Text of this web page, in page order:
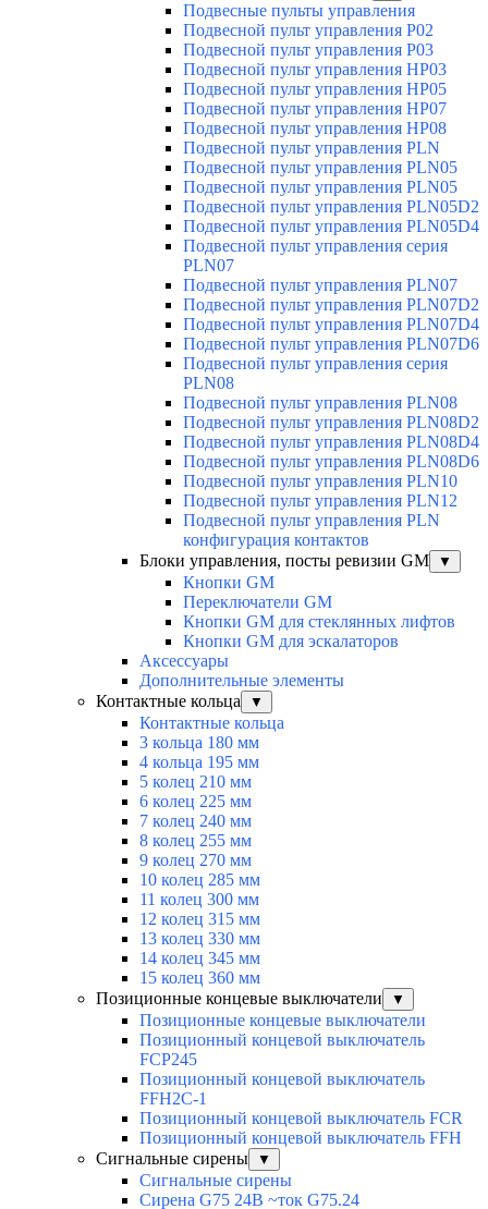
Подвесные пульты управления
Подвесной пульт управления P02
Подвесной пульт управления P03
Подвесной пульт управления HP03
Подвесной пульт управления HP05
Подвесной пульт управления HP07
Подвесной пульт управления HP08
Подвесной пульт управления PLN
Подвесной пульт управления PLN05
Подвесной пульт управления PLN05
Подвесной пульт управления PLN05D2
Подвесной пульт управления PLN05D4
Подвесной пульт управления серия
PLN07
Подвесной пульт управления PLN07
Подвесной пульт управления PLN07D2
Подвесной пульт управления PLN07D4
Подвесной пульт управления PLN07D6
Подвесной пульт управления серия
PLN08
Подвесной пульт управления PLN08
Подвесной пульт управления PLN08D2
Подвесной пульт управления PLN08D4
Подвесной пульт управления PLN08D6
Подвесной пульт управления PLN10
Подвесной пульт управления PLN12
Подвесной пульт управления PLN
конфигурация контактов
Блоки управления, посты ревизии GM
▼
Кнопки GM
Переключатели GM
Кнопки GM для стеклянных лифтов
Кнопки GM для эскалаторов
Аксессуары
Дополнительные элементы
Контактные кольца
▼
Контактные кольца
3 кольца 180 мм
4 кольца 195 мм
5 колец 210 мм
6 колец 225 мм
7 колец 240 мм
8 колец 255 мм
9 колец 270 мм
10 колец 285 мм
11 колец 300 мм
12 колец 315 мм
13 колец 330 мм
14 колец 345 мм
15 колец 360 мм
Позиционные концевые выключатели
▼
Позиционные концевые выключатели
Позиционный концевой выключатель
FCP245
Позиционный концевой выключатель
FFH2C-1
Позиционный концевой выключатель FCR
Позиционный концевой выключатель FFH
Сигнальные сирены
▼
Сигнальные сирены
Сирена G75 24В ~ток G75.24